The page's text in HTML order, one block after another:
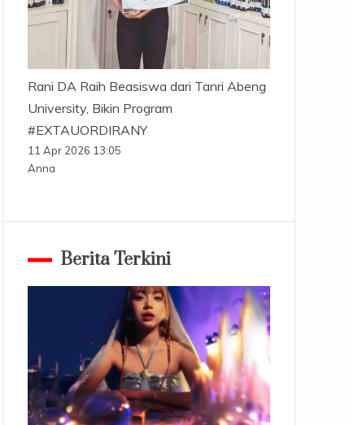
Rani DA Raih Beasiswa dari Tanri Abeng
University, Bikin Program
#EXTAUORDIRANY
11 Apr 2026 13:05
Anna
Berita Terkini